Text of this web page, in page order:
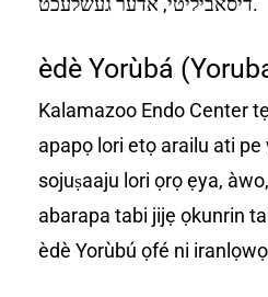
èdè Yorùbá
Kalamazoo Endo Center
apapọ lori etọ arailu ati
sojuṣaaju lori ọrọ ẹya,
abarapa tabi jijẹ ọkunrin
èdè Yorùbú ọfé ni